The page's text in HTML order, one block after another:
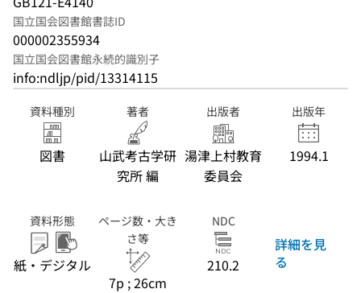
国立国会図書館書誌ID
000002355934
国立国会図書館永続的識別子
info:ndljp/pid/13314115
資料種別
図書
著者
山武考古学研
究所 編
出版者
湯津上村教育
委員会
出版年
1994.1
資料形態
紙・デジタル
ページ数・大き
さ等
7p ; 26cm
NDC
210.2
詳細を見
る